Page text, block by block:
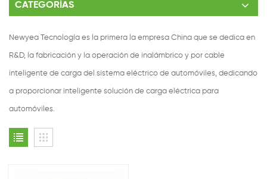
CATEGORÍAS
Newyea Tecnología es la primera la empresa China que se dedica en
R&D, la fabricación y la operación de inalámbrico y por cable
inteligente de carga del sistema eléctrico de automóviles, dedicando
a proporcionar inteligente solución de carga eléctrica para
automóviles.